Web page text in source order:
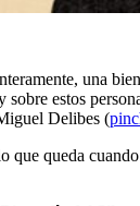
una
estos
Delibes (
que queda